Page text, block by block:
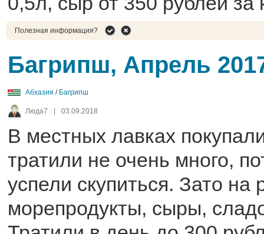
Полезная информация?
Багрипш, Апрель
Абхазия / Багрипш
Люда7 03.09.2018
В местных лавках
тратили не очень много,
успели скупиться. Зато на
морепродукты, сыры,